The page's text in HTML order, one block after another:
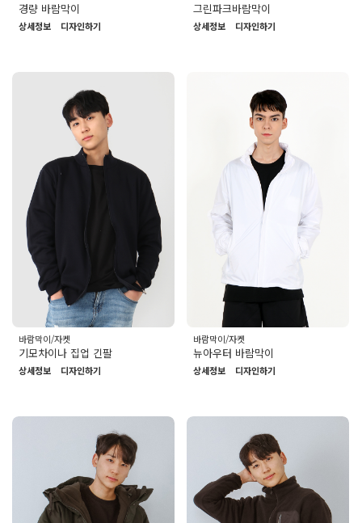
경량 바람막이
상세정보 디자인하기
그린파크바람막이
상세정보 디자인하기
바람막이/자켓
기모차이나 집업 긴팔
상세정보 디자인하기
바람막이/자켓
뉴아우터 바람막이
상세정보 디자인하기